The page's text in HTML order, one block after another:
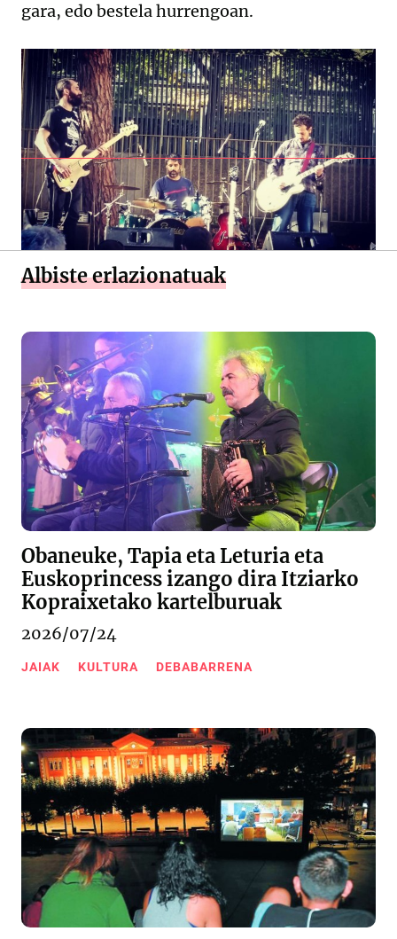
gara, edo bestela hurrengoan.
Albiste erlazionatuak
Obaneuke, Tapia eta Leturia eta
Euskoprincess izango dira Itziarko
Kopraixetako kartelburuak
2026/07/24
JAIAK KULTURA DEBABARRENA